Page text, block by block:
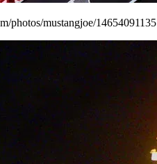
photos/mustangjoe/14654091135